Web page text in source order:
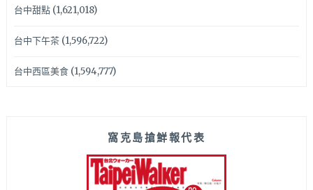
台中甜點(1,621,018)
台中下午茶(1,596,722)
台中西區美食(1,594,777)
窩克島搶鮮報代表